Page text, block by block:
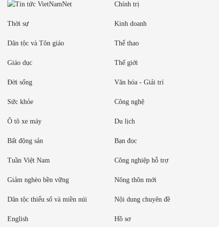
Chính trị
Thời sự Kinh doanh
Dân tộc và Tôn giáo Thể thao
Giáo dục Thế giới
Đời sống Văn hóa - Giải trí
Sức khỏe Công nghệ
Ô tô xe máy Du lịch
Bất động sản Bạn đọc
Tuần Việt Nam Công nghiệp hỗ trợ
Giảm nghèo bền vững Nông thôn mới
Dân tộc thiểu số và miền núi Nội dung chuyên đề
English Hồ sơ